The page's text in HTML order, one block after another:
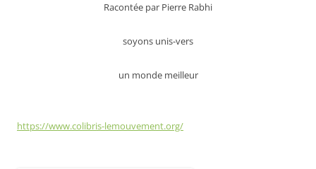
Racontée par Pierre Rabhi
soyons unis-vers
un monde meilleur
https://www.colibris-lemouvement.org/